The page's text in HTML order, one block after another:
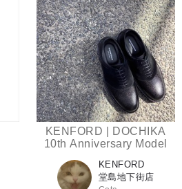
KENFORD | DOCHIKA
10th Anniversary Model
KENFORD
堂島地下街店